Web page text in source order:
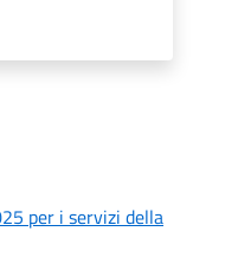
per i servizi della